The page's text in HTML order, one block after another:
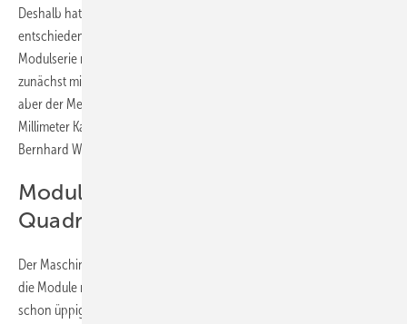
Deshalb hat sich die Sonnenstromfabrik für mehr Flexibilität
entschieden. Das Unternehmen wird noch in diesem Jahr seine neue
Modulserie mit Heterojunction-Zellen herausbringen. Diese wird
zunächst mit M10-Zellen auf den Markt kommen. „Langfristig sind wir
aber der Meinung, dass es in Richtung eines Zellformats von 220
Millimeter Kantenlänge gehen wird“, prognostiziert Geschäftsführer
Bernhard Weilharter.
Modulflächen bis 3,11
Quadratmeter
Der Maschinenpark des Unternehmens ist dafür gerüstet. Ob dann
die Module noch größer werden, wird sich zeigen. Immerhin sind
schon üppige Dimensionen erreicht. Das größte Modul der neuen